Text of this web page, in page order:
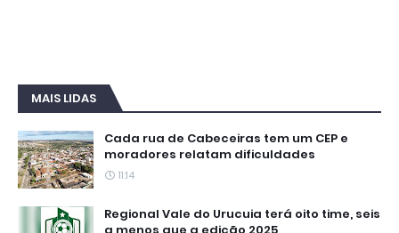
MAIS LIDAS
Cada rua de Cabeceiras tem um CEP e
moradores relatam dificuldades
11:14
Regional Vale do Urucuia terá oito time, seis